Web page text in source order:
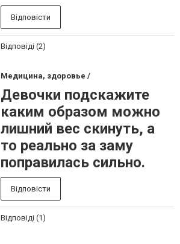
Відповісти
Відповіді (2)
Медицина, здоровье /
Девочки подскажите
каким образом можно
лишний вес скинуть, а
то реально за заму
поправилась сильно.
Відповісти
Відповіді (1)